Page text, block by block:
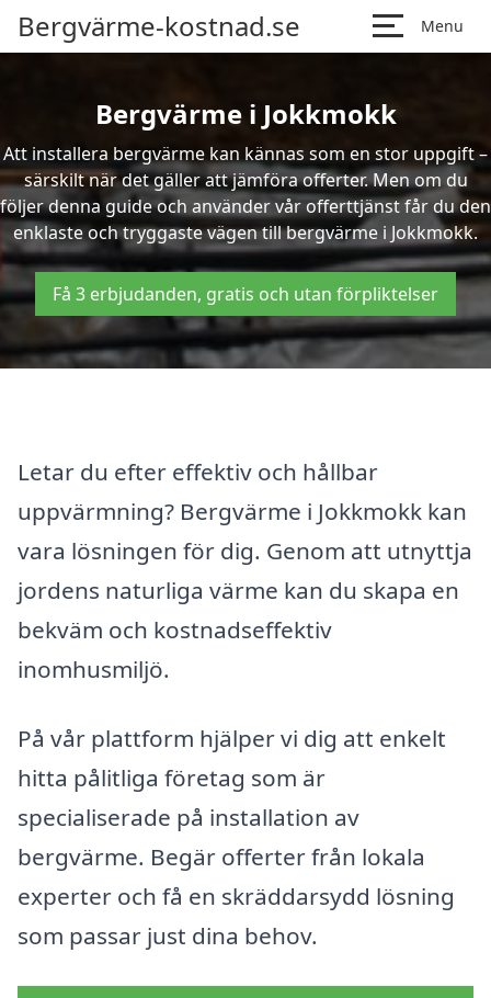
Bergvärme-kostnad.se Menu
Bergvärme i Jokkmokk
Att installera bergvärme kan kännas som en stor uppgift –
särskilt när det gäller att jämföra offerter. Men om du
följer denna guide och använder vår offerttjänst får du den
enklaste och tryggaste vägen till bergvärme i Jokkmokk.
Få 3 erbjudanden, gratis och utan förpliktelser
Letar du efter effektiv och hållbar
uppvärmning? Bergvärme i Jokkmokk kan
vara lösningen för dig. Genom att utnyttja
jordens naturliga värme kan du skapa en
bekväm och kostnadseffektiv
inomhusmiljö.
På vår plattform hjälper vi dig att enkelt
hitta pålitliga företag som är
specialiserade på installation av
bergvärme. Begär offerter från lokala
experter och få en skräddarsydd lösning
som passar just dina behov.